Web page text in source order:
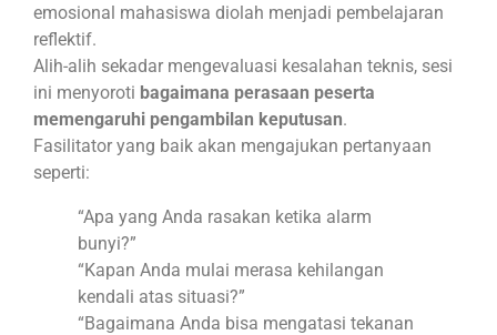
emosional mahasiswa diolah menjadi pembelajaran
reflektif.
Alih-alih sekadar mengevaluasi kesalahan teknis, sesi
ini menyoroti bagaimana perasaan peserta
memengaruhi pengambilan keputusan.
Fasilitator yang baik akan mengajukan pertanyaan
seperti:
“Apa yang Anda rasakan ketika alarm
bunyi?”
“Kapan Anda mulai merasa kehilangan
kendali atas situasi?”
“Bagaimana Anda bisa mengatasi tekanan